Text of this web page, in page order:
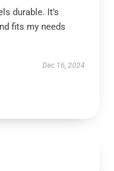
durable. It’s
fits my needs
Dec 16, 2024